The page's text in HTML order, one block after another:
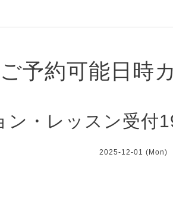
ご予約可能日時
ン・レッスン受付
2025-12-01 (Mon)